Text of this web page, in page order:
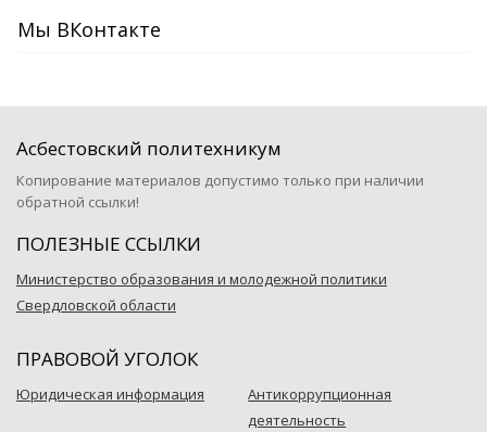
Мы ВКонтакте
Асбестовский политехникум
Копирование материалов допустимо только при наличии
обратной ссылки!
ПОЛЕЗНЫЕ ССЫЛКИ
Министерство образования и молодежной политики
Свердловской области
ПРАВОВОЙ УГОЛОК
Юридическая информация
Антикоррупционная
деятельность